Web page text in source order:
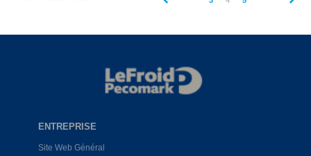
ENTREPRISE
Site Web Général